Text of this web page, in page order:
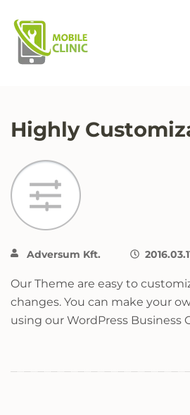
Highly
Adversum Kft.
Our Theme are easy to
changes. You can make your
using our WordPress Business